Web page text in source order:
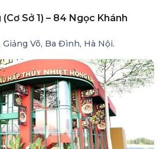
Sở 1) – 84 Ngọc Khánh
Võ, Ba Đình, Hà Nội.